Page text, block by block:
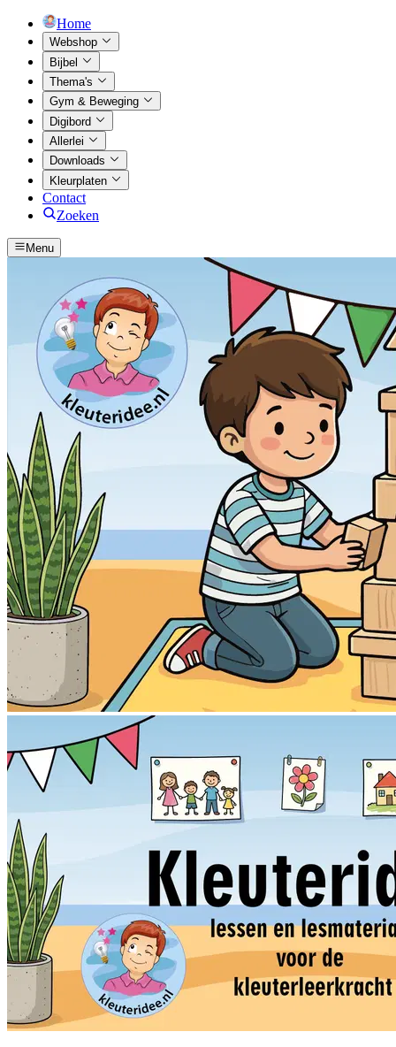
Home
Webshop
Bijbel
Thema's
Gym & Beweging
Digibord
Allerlei
Downloads
Kleurplaten
Contact
Zoeken
Menu